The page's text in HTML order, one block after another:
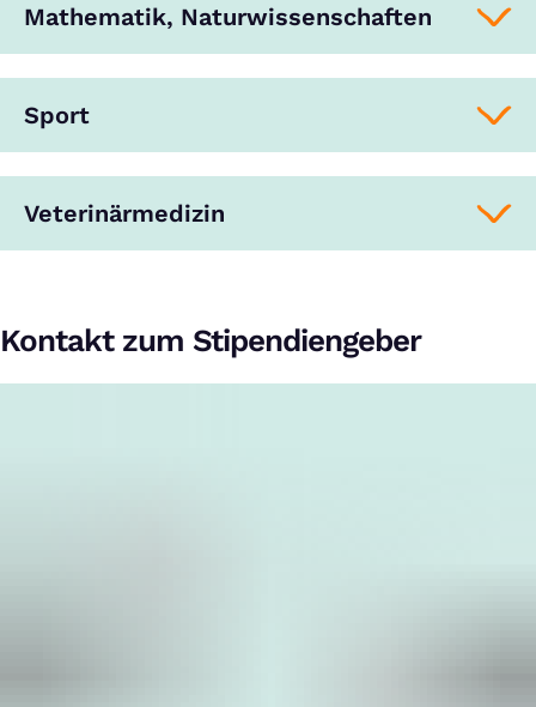
Mathematik, Naturwissenschaften
Sport
Veterinärmedizin
Kontakt zum Stipendiengeber